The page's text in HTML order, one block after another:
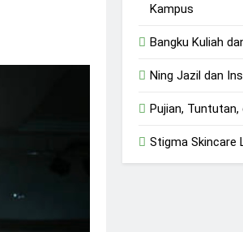
Kampus
Bangku Kuliah
Ning Jazil dan
Pujian,
Stigma Skincare